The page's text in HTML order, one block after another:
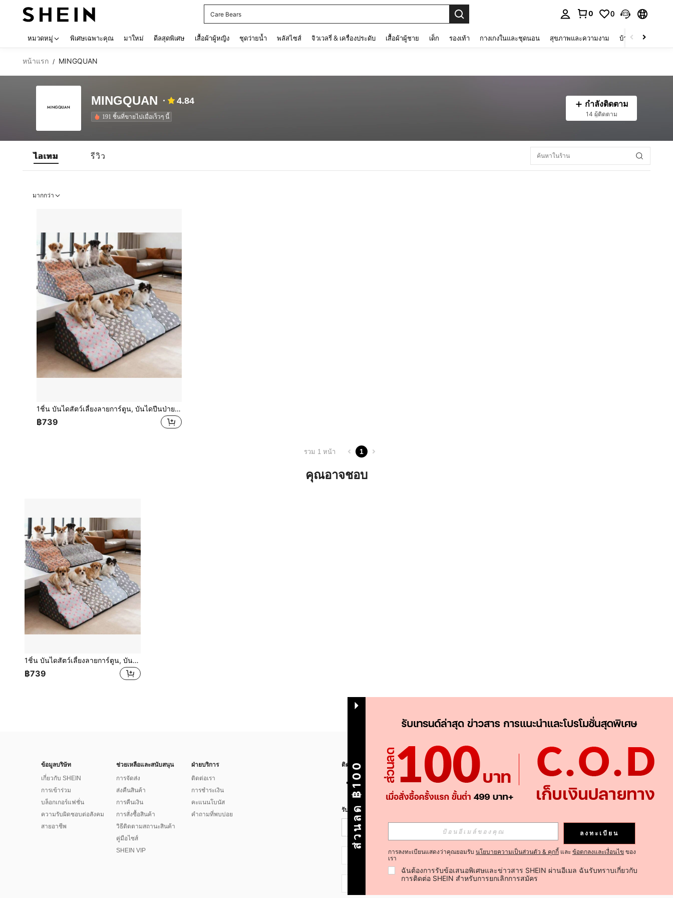
Care Bears
0 0
หมวดหมู่ พิเศษเฉพาะคุณ มาใหม่ ดีลสุดพิเศษ เสื้อผ้าผู้หญิง ชุดว่ายน้ำ พลัสไซส์ จิวเวลรี่ & เครื่องประดับ เสื้อผ้าผู้ชาย เด็ก รองเท้า กางเกงในและชุดนอน สุขภาพและความงาม บ้านและที่อยู่อาศัย
หน้าแรก / MINGQUAN
MINGQUAN 4.84
191 ชิ้นที่ขายไปเมื่อเร็วๆ นี้
กำลังติดตาม
14 ผู้ติดตาม
ไอเทม รีวิว
มากกว่า
1ชิ้น บันไดสัตว์เลี้ยงลายการ์ตูน, บันไดปีนป่ายโฟมยืดหยุ่นสูง 2/3/4/5 ขั้น เหมาะสำหรับสัตว์เลี้ยงสูงอายุและพิการในการเข้าถึงโซฟา, เตียง, กันลื่นและถอดออกได้
฿739
รวม 1 หน้า 1
คุณอาจชอบ
1ชิ้น บันไดสัตว์เลี้ยงลายการ์ตูน, บันไดปีนป่ายโฟมยืดหยุ่นสูง 2/3/4/5 ขั้น เหมาะสำหรับสัตว์เลี้ยงสูงอายุและพิการในการเข้าถึงโซฟา, เตียง, กันลื่นและถอดออกได้
฿739
ข้อมูลบริษัท
เกี่ยวกับ SHEIN
การเข้าร่วม
บล็อกเกอร์แฟชั่น
ความรับผิดชอบต่อสังคม
สายอาชีพ
ช่วยเหลือและสนับสนุน
การจัดส่ง
ส่งคืนสินค้า
การคืนเงิน
การสั่งซื้อสินค้า
วิธีติดตามสถานะสินค้า
คู่มือไซส์
SHEIN VIP
ฝ่ายบริการ
ติดต่อเรา
การชำระเงิน
คะแนนโบนัส
คำถามที่พบบ่อย
ติดตามเรา
รับข่าวสาร SHEIN
ติดตาม
ส่วนลด ฿100 ลงทะเบียน
การลงทะเบียนแสดงว่าคุณยอมรับ นโยบายความเป็นส่วนตัว & คุกกี้ และ ข้อตกลงและเงื่อนไข ของ
เรา
ฉันต้องการรับข้อเสนอพิเศษและข่าวสาร SHEIN ผ่านอีเมล ฉันรับทราบเกี่ยวกับ
การติดต่อ SHEIN สำหรับการยกเลิกการสมัคร